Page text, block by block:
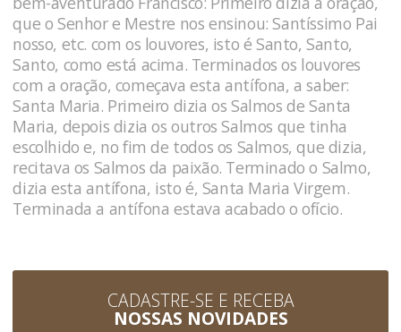
que o Senhor e Mestre nos ensinou: Santíssimo Pai
nosso, etc. com os louvores, isto é Santo, Santo,
Santo, como está acima. Terminados os louvores
com a oração, começava esta antífona, a saber:
Santa Maria. Primeiro dizia os Salmos de Santa
Maria, depois dizia os outros Salmos que tinha
escolhido e, no fim de todos os Salmos, que dizia,
recitava os Salmos da paixão. Terminado o Salmo,
dizia esta antífona, isto é, Santa Maria Virgem.
Terminada a antífona estava acabado o ofício.
CADASTRE-SE E RECEBA
NOSSAS NOVIDADES